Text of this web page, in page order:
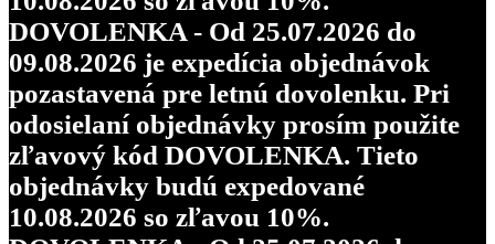
DOVOLENKA - Od 25.07.2026 do
09.08.2026 je expedícia objednávok
pozastavená pre letnú dovolenku. Pri
odosielaní objednávky prosím použite
zľavový kód DOVOLENKA. Tieto
objednávky budú expedované
10.08.2026 so zľavou 10%.